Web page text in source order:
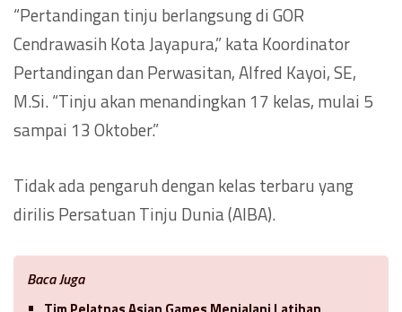
“Pertandingan tinju berlangsung di GOR
Cendrawasih Kota Jayapura,” kata Koordinator
Pertandingan dan Perwasitan, Alfred Kayoi, SE,
M.Si. “Tinju akan menandingkan 17 kelas, mulai 5
sampai 13 Oktober.”
Tidak ada pengaruh dengan kelas terbaru yang
dirilis Persatuan Tinju Dunia (AIBA).
Baca Juga